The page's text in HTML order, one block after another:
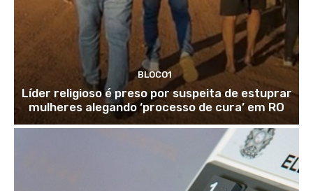
BLOCO1
Líder religioso é preso por suspeita de estuprar
mulheres alegando ‘processo de cura’ em RO